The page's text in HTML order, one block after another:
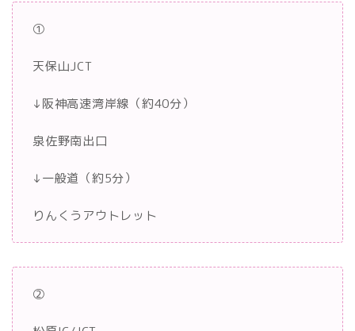
①
天保山JCT
↓阪神高速湾岸線（約40分）
泉佐野南出口
↓一般道（約5分）
りんくうアウトレット
②